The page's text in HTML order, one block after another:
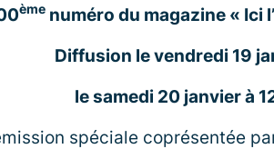
èmenuméro du magazine « Ici
Diffusion le vendredi 19
le samedi 20 janvier à
spéciale coprésentée